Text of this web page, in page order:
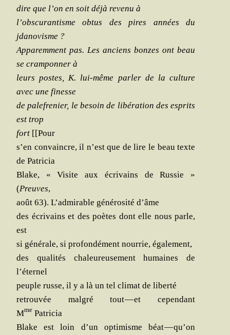
dire que l’on en soit déjà reve­nu à
l’obscurantisme obtus des pires années du
jdanovisme ?
Appa­rem­ment pas. Les anciens bonzes ont beau
se cram­pon­ner à
leurs postes, K. lui-même par­ler de la culture
avec une finesse
de pale­fre­nier, le besoin de libé­ra­tion des esprits
est trop
fort [[Pour
s’en convaincre, il n’est que de lire le beau texte
de Patricia
Blake, « Visite aux écri­vains de Rus­sie »
(Preuves,
août 63). L’admirable géné­ro­si­té d’âme
des écri­vains et des poètes dont elle nous parle,
est
si géné­rale, si pro­fon­dé­ment nour­rie, également,
des qua­li­tés cha­leu­reu­se­ment humaines de
l’éternel
peuple russe, il y a là un tel cli­mat de liberté
retrou­vée mal­gré tout — et cepen­dant
Mme Patricia
Blake est loin d’un opti­misme béat — qu’on